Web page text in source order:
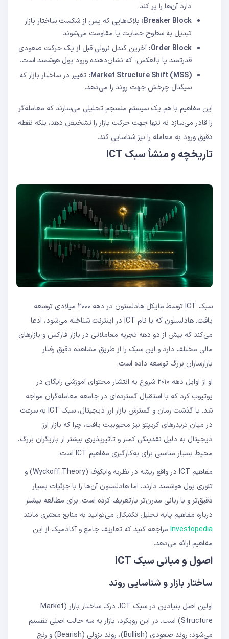
دارد آن‌ها را پر کند.
Breaker Block: بلاک‌هایی که پس از شکست ساختار بازار
تبدیل به سطوح حمایت یا مقاومت می‌شوند.
Order Block: آخرین کندل نزولی قبل از یک حرکت صعودی
قدرتمند یا بالعکس، که نشان‌دهنده ورود پول هوشمند است.
Market Structure Shift (MSS): تغییر در ساختار بازار که
سیگنال چرخش جهت روند را می‌دهد.
این مفاهیم با هم یک سیستم منسجم تحلیلی می‌سازند که معامله‌گر
را قادر می‌سازد نه تنها جهت حرکت بازار را تشخیص دهد، بلکه نقطه
دقیق ورود به معامله را نیز شناسایی کند.
تاریخچه و منشأ سبک ICT
سبک ICT توسط مایکل هادلستون در دهه ۲۰۰۰ میلادی توسعه
یافت. هادلستون که با نام ICT در اینترنت شناخته می‌شود، ادعا
می‌کند که بیش از دو دهه تجربه معاملاتی در بازار فارکس و بازارهای
مالی مختلف دارد و این سبک را از طریق مشاهده دقیق رفتار
بازارسازان بزرگ توسعه داده است.
او از اوایل دهه ۲۰۱۰ شروع به انتشار محتوای آموزشی رایگان در
یوتیوب کرد که با استقبال گسترده‌ای در جامعه معامله‌گران مواجه
شد. با گذشت زمان و گسترش بازار ارز دیجیتال، سبک ICT به سرعت
در میان تریدرهای کریپتو نیز محبوبیت یافت، چرا که بازار ارز
دیجیتال به دلیل نقدینگی کمتر و تاثیرپذیری بیشتر از بازیگران بزرگ،
محیط بسیار مناسبی برای به‌کارگیری مفاهیم ICT است.
مفاهیم ICT در واقع ریشه در نظریه وایکوف (Wyckoff Theory) و
تئوری پول هوشمند دارند، اما هادلستون آن‌ها را با جزئیات بسیار
دقیق‌تر و با زبانی مدرن‌تر بازتعریف کرده است. برای مطالعه بیشتر
درباره مفاهیم پایه تحلیل تکنیکال می‌توانید به منابع معتبری مانند
Investopedia مراجعه کنید که تعاریف جامع و آکادمیک از این
مفاهیم ارائه می‌دهد.
اصول و مبانی سبک ICT
ساختار بازار و شناسایی روند
اولین اصل بنیادین در سبک ICT، درک ساختار بازار (Market
Structure) است. در این رویکرد، بازار به سه حالت اصلی تقسیم
می‌شود: روند صعودی (Bullish)، روند نزولی (Bearish) و رنج